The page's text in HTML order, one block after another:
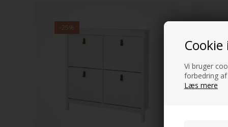
Vi bruger
forbedring
Læs mere
-25%